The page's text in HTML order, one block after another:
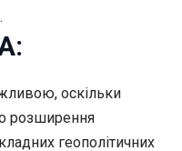
оскільки
розширення
геополітичних